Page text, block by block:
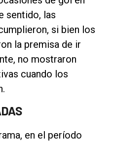
sentido, las
si bien los
la premisa de ir
no mostraron
cuando los
en el período